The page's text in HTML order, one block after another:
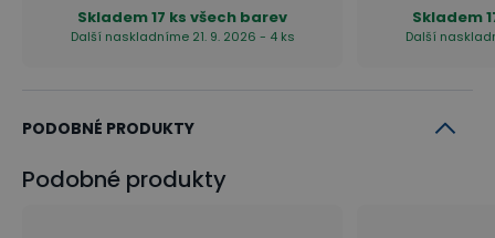
Skladem17 ks všech barev
Další naskladníme 21. 9. 2026 - 4 ks
Skladem
Další
PODOBNÉ PRODUKTY
Podobné produkty